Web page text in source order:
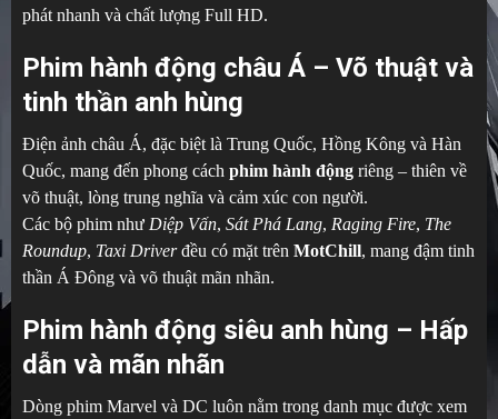
phát nhanh và chất lượng Full HD.
Phim hành động châu Á – Võ thuật và
tinh thần anh hùng
Điện ảnh châu Á, đặc biệt là Trung Quốc, Hồng Kông và Hàn
Quốc, mang đến phong cách phim hành động riêng – thiên về
võ thuật, lòng trung nghĩa và cảm xúc con người.
Các bộ phim như Diệp Vấn, Sát Phá Lang, Raging Fire, The
Roundup, Taxi Driverđều có mặt trên MotChill, mang đậm tinh
thần Á Đông và võ thuật mãn nhãn.
Phim hành động siêu anh hùng – Hấp
dẫn và mãn nhãn
Dòng phim Marvel và DC luôn nằm trong danh mục được xem